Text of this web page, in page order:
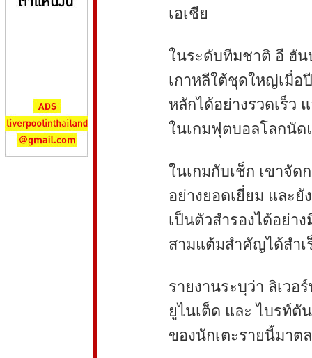
เอเชีย
ในระดับทีมชาติ อี ฮัน
เกาหลีใต้ชุดใหญ่เมื่อ
หลักได้อย่างรวดเร็ว
ในเกมฟุตบอลโลกนัด
ในเกมกับเช็ก เขาจั
อย่างยอดเยี่ยม และ
เป็นตัวสำรองได้อย่า
สามแต้มสำคัญได้สำเ
รายงานระบุว่า ลิเวอ
ยูไนเต็ด และ ไบรท์
ของนักเตะรายนี้มาต